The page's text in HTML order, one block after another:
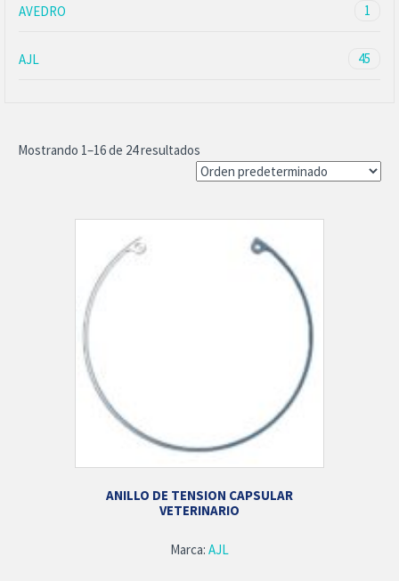
AVEDRO 1
AJL 45
Mostrando 1–16 de 24 resultados
ANILLO DE TENSION CAPSULAR
VETERINARIO
Marca: AJL